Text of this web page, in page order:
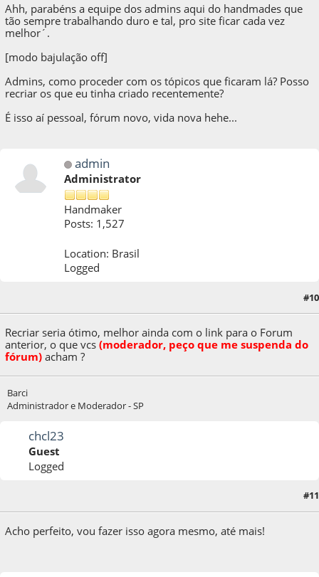
Ahh, parabéns a equipe dos admins aqui do handmades que
tão sempre trabalhando duro e tal, pro site ficar cada vez
melhor´.
[modo bajulação off]
Admins, como proceder com os tópicos que ficaram lá? Posso
recriar os que eu tinha criado recentemente?
É isso aí pessoal, fórum novo, vida nova hehe...
admin
Administrator
Handmaker
Posts: 1,527
Location: Brasil
Logged
#10
Recriar seria ótimo, melhor ainda com o link para o Forum
anterior, o que vcs(moderador, peço que me suspenda do
fórum) acham ?
Barci
Administrador e Moderador - SP
chcl23
Guest
Logged
#11
Acho perfeito, vou fazer isso agora mesmo, até mais!